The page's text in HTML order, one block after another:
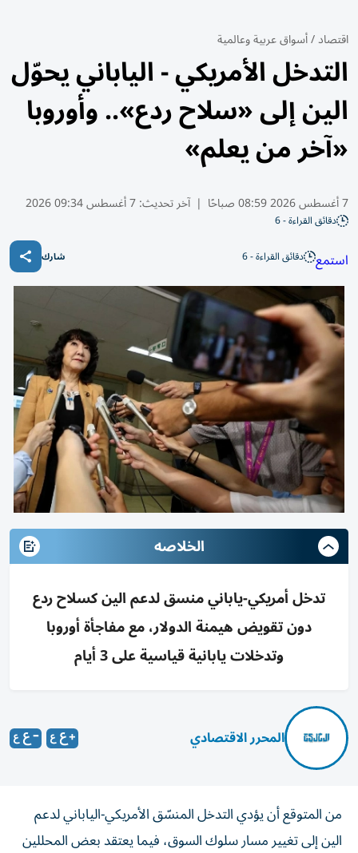
اقتصاد/أسواق عربية وعالمية
التدخل الأمريكي - الياباني يحوّل
الين إلى «سلاح ردع».. وأوروبا
«آخر من يعلم»
7 أغسطس 2026 08:59 صباحًا | آخر تحديث:7 أغسطس 09:34 2026
دقائق القراءة - 6
استمع دقائق القراءة - 6 شارك
الخلاصه
تدخل أمريكي-ياباني منسق لدعم الين كسلاح ردع
دون تقويض هيمنة الدولار، مع مفاجأة أوروبا
وتدخلات يابانية قياسية على 3 أيام
المحرر الاقتصادي
من المتوقع أن يؤدي التدخل المنسّق الأمريكي-الياباني لدعم
الين إلى تغيير مسار سلوك السوق، فيما يعتقد بعض المحللين